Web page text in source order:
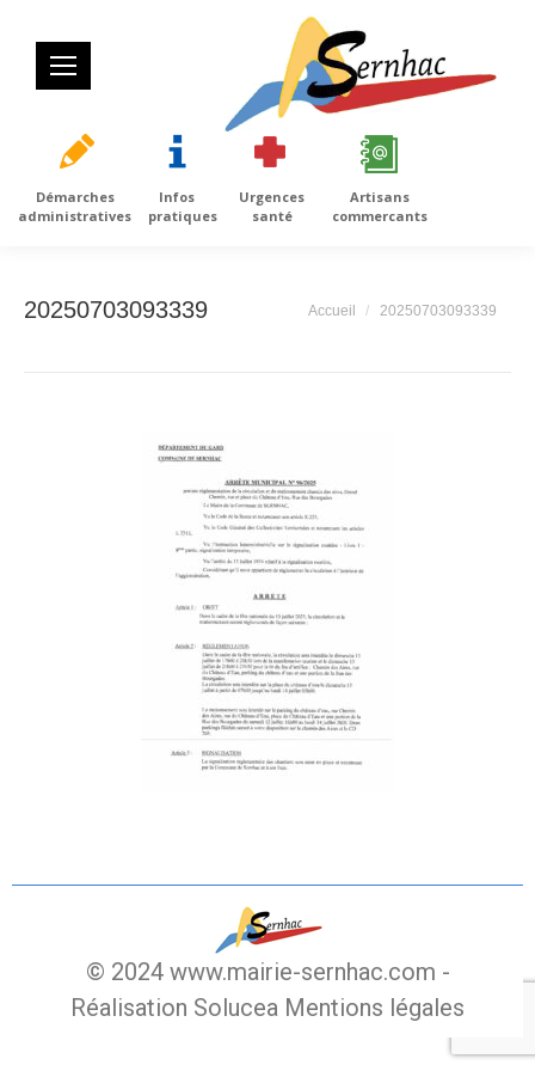
Démarches
administratives
Infos
pratiques
Urgences
santé
Artisans
commercants
20250703093339 Vous êtes ici :
Accueil 20250703093339
© 2024 www.mairie-sernhac.com -
Réalisation Solucea Mentions légales